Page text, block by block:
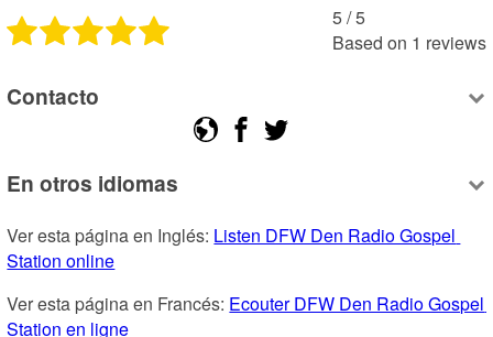
5 /5
Based on 1 reviews
Contacto
En otros idiomas
Ver esta página en Inglés: Listen DFW Den Radio Gospel
Station online
Ver esta página en Francés: Ecouter DFW Den Radio Gospel
Station en ligne